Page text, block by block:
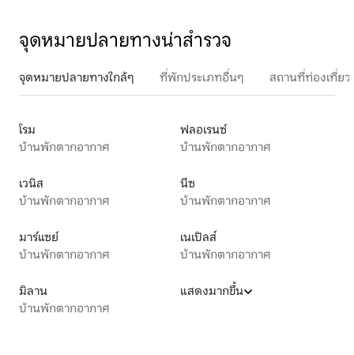
จุดหมายปลายทางน่าสำรวจ
จุดหมายปลายทางใกล้ๆ ที่พักประเภทอื่นๆ สถานที่ท่องเที่ย
โรม
บ้านพักตากอากาศ
ฟลอเรนซ์
บ้านพักตากอากาศ
เวนิส
บ้านพักตากอากาศ
นีซ
บ้านพักตากอากาศ
มาร์แซย์
บ้านพักตากอากาศ
เนเปิลส์
บ้านพักตากอากาศ
มิลาน
บ้านพักตากอากาศ
แสดงมากขึ้น